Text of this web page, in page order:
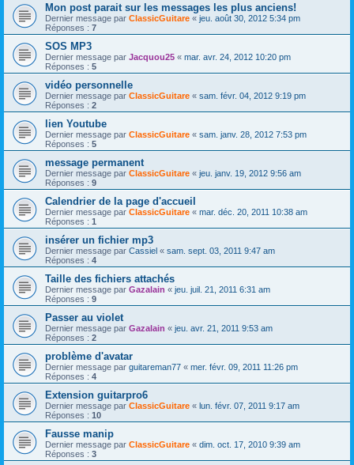
Mon post parait sur les messages les plus anciens!
Dernier message par ClassicGuitare « jeu. août 30, 2012 5:34 pm
Réponses : 7
SOS MP3
Dernier message par Jacquou25 « mar. avr. 24, 2012 10:20 pm
Réponses : 5
vidéo personnelle
Dernier message par ClassicGuitare « sam. févr. 04, 2012 9:19 pm
Réponses : 2
lien Youtube
Dernier message par ClassicGuitare « sam. janv. 28, 2012 7:53 pm
Réponses : 5
message permanent
Dernier message par ClassicGuitare « jeu. janv. 19, 2012 9:56 am
Réponses : 9
Calendrier de la page d'accueil
Dernier message par ClassicGuitare « mar. déc. 20, 2011 10:38 am
Réponses : 1
insérer un fichier mp3
Dernier message par Cassiel « sam. sept. 03, 2011 9:47 am
Réponses : 4
Taille des fichiers attachés
Dernier message par Gazalain « jeu. juil. 21, 2011 6:31 am
Réponses : 9
Passer au violet
Dernier message par Gazalain « jeu. avr. 21, 2011 9:53 am
Réponses : 2
problème d'avatar
Dernier message par guitareman77 « mer. févr. 09, 2011 11:26 pm
Réponses : 4
Extension guitarpro6
Dernier message par ClassicGuitare « lun. févr. 07, 2011 9:17 am
Réponses : 10
Fausse manip
Dernier message par ClassicGuitare « dim. oct. 17, 2010 9:39 am
Réponses : 3